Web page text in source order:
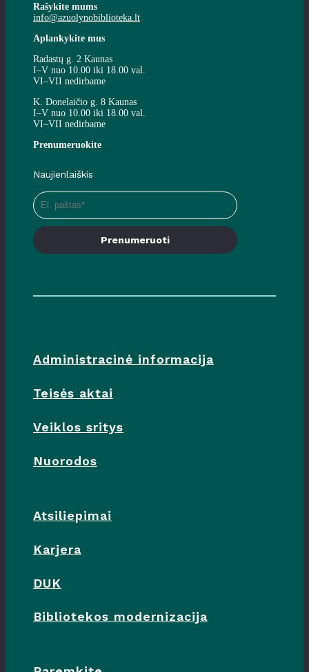
Rašykite mums
info@azuolynobiblioteka.lt
Aplankykite mus
Radastų g. 2 Kaunas
I–V nuo 10.00 iki 18.00 val.
VI–VII nedirbame
K. Donelaičio g. 8 Kaunas
I–V nuo 10.00 iki 18.00 val.
VI–VII nedirbame
Prenumeruokite
Naujienlaiškis
Prenumeruoti
Administracinė informacija
Teisės aktai
Veiklos sritys
Nuorodos
Atsiliepimai
Karjera
DUK
Bibliotekos modernizacija